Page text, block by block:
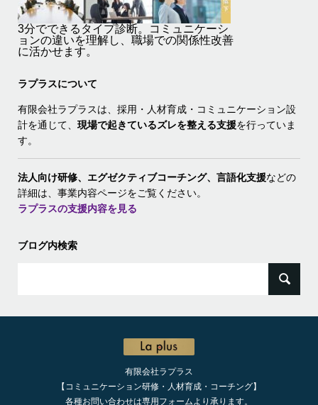
3分でできるタイプ診断。コミュニケーシ
ョンの違いを理解し、職場での関係性改善
に活かせます。
ラプラスについて
有限会社ラプラスは、採用・人材育成・コミュニケーション設
計を通じて、 現場で起きているズレを整える支援を行っていま
す。
法人向け研修、エグゼクティブコーチング、 言語化支援などの
詳細は、事業内容ページをご覧ください。
ラプラスの支援内容を見る
ブログ内検索
有限会社ラプラス
【コミュニケーション研修・人材育成・コーチング】
各種お問い合わせは専用フォームより承ります。